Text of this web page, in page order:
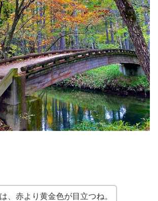
、赤より黄金色が目立つね。